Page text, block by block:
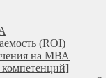
(ROI)
на МВА